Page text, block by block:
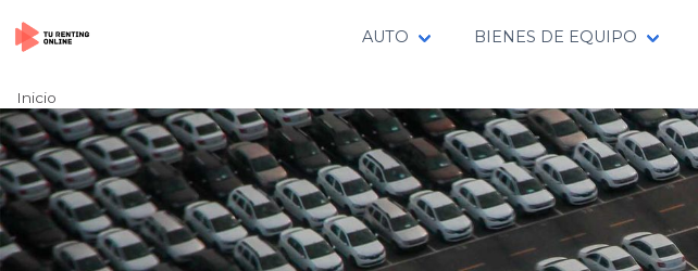
AUTO BIENES DE EQUIPO
Inicio